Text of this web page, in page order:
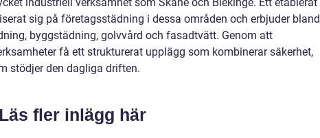
sig på företagsstädning i dessa områden och erbjuder bland
byggstädning, golvvård och fasadtvätt. Genom att
få ett strukturerat upplägg som kombinerar säkerhet,
stödjer den dagliga driften.
Läs fler inlägg här